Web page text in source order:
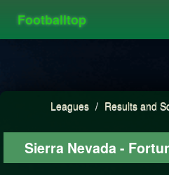
Footballtop
Leagues / Results and
Sierra Nevada -